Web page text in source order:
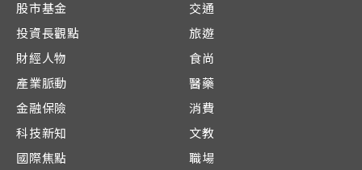
股市基金
投資長觀點
財經人物
產業脈動
金融保險
科技新知
國際焦點
交通
旅遊
食尚
醫藥
消費
文教
職場